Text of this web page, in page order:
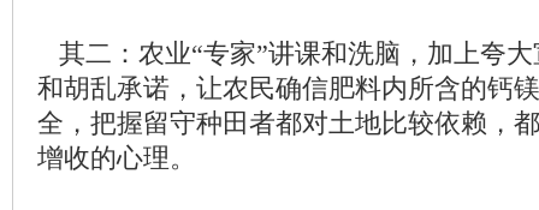
其二：农业“专家”讲课和洗脑，加上夸
和胡乱承诺，让农民确信肥料内所含的钙
全，把握留守种田者都对土地比较依赖，
增收的心理。